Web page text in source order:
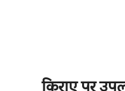
68 समीक्षाएँ
किराए पर